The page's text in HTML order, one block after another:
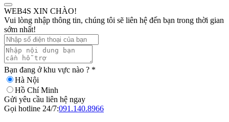
WEB4S XIN CHÀO!
Vui lòng nhập thông tin, chúng tôi sẽ liên hệ đến bạn trong thời gian
sớm nhất!
Bạn đang ở khu vực nào ? *
Hà Nội
Hồ Chí Minh
Gửi yêu cầu liên hệ ngay
Gọi hotline 24/7:091.140.8966